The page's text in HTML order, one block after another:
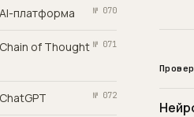
платформа № 070
of Thought № 071
№ 072